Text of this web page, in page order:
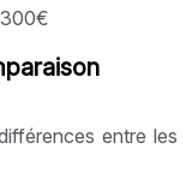
300€
entre les